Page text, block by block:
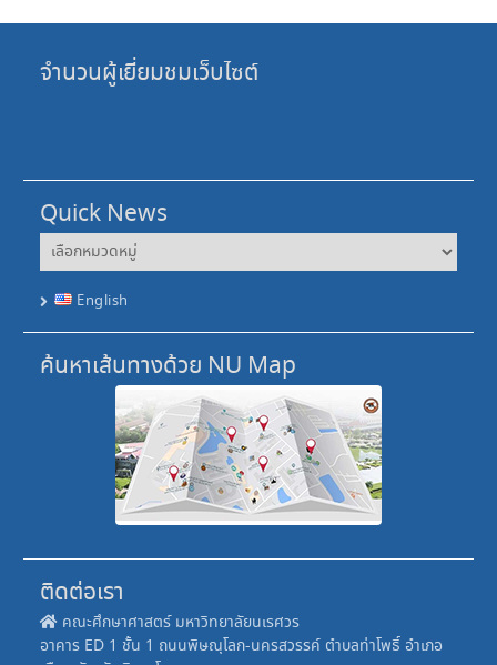
จำนวนผู้เยี่ยมชมเว็บไซต์
Quick News
Quick
News
English
ค้นหาเส้นทางด้วย NU Map
ติดต่อเรา
คณะศึกษาศาสตร์ มหาวิทยาลัยนเรศวร
อาคาร ED 1 ชั้น 1 ถนนพิษณุโลก-นครสวรรค์ ตำบลท่าโพธิ์ อำเภอ